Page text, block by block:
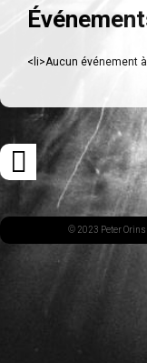
<li>Aucun événement
des
articles
ARTICLE
PRÉCÉDENT© 2023 Peter Orins |